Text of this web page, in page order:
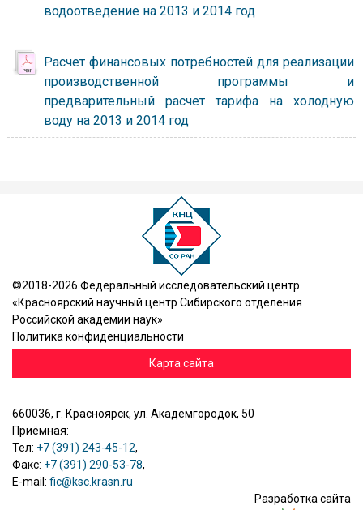
водоотведение на 2013 и 2014 год
Расчет финансовых потребностей для реализации
производственной программы и
предварительный расчет тарифа на холодную
воду на 2013 и 2014 год
©2018-2026 Федеральный исследовательский центр
«Красноярский научный центр Сибирского отделения
Российской академии наук»
Политика конфиденциальности
Карта сайта
660036, г. Красноярск, ул. Академгородок, 50
Приёмная:
Тел: +7 (391) 243-45-12,
Факс: +7 (391) 290-53-78,
E-mail: fic@ksc.krasn.ru
Разработка сайта